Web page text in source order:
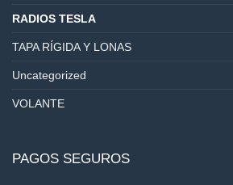
RADIOS TESLA
TAPA RÍGIDA Y LONAS
Uncategorized
VOLANTE
PAGOS SEGUROS